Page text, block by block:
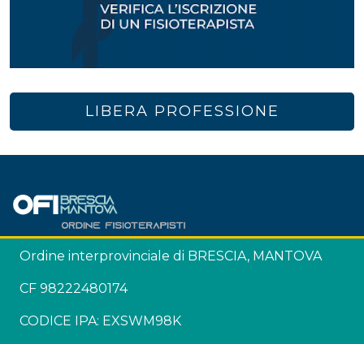
LIBERA PROFESSIONE
Ordine interprovinciale di BRESCIA, MANTOVA
CF 98222480174
CODICE IPA: EXSWM98K